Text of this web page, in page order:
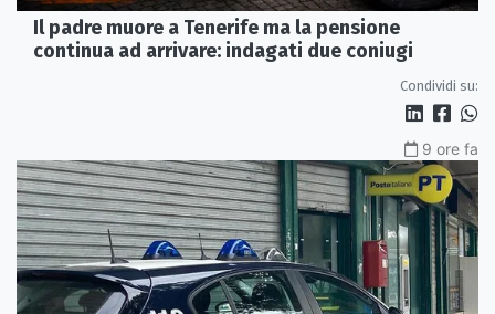
Il padre muore a Tenerife ma la pensione
continua ad arrivare: indagati due coniugi
Condividi su:
9 ore fa